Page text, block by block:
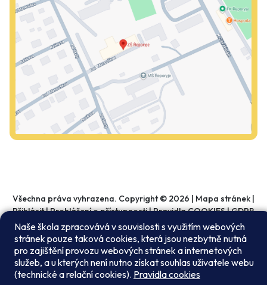
Všechna práva vyhrazena. Copyright © 2026 | Mapa stránek |
Přihlásit|Prohlášení o přístupnosti|Pravidla COOKIES|GDPR
Naše škola zpracovává v souvislosti s využitím webových
stránek pouze taková cookies, která jsou nezbytně nutná
pro zajištění provozu webových stránek a internetových
služeb, a u kterých není nutno získat souhlas uživatele webu
(technické a relační cookies). Pravidla cookies